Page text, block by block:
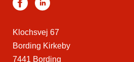
Klochsvej 67
Bording Kirkeby
7441 Bording